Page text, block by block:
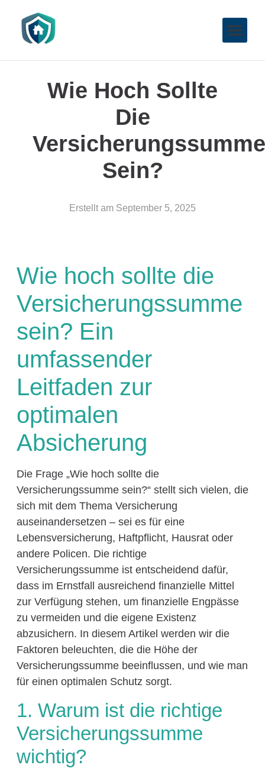
Wie Hoch Sollte
Die
Versicherungssumme
Sein?
Erstellt am September 5, 2025
Wie hoch sollte die
Versicherungssumme
sein? Ein
umfassender
Leitfaden zur
optimalen
Absicherung
Die Frage „Wie hoch sollte die
Versicherungssumme sein?“ stellt sich vielen, die
sich mit dem Thema Versicherung
auseinandersetzen – sei es für eine
Lebensversicherung, Haftpflicht, Hausrat oder
andere Policen. Die richtige
Versicherungssumme ist entscheidend dafür,
dass im Ernstfall ausreichend finanzielle Mittel
zur Verfügung stehen, um finanzielle Engpässe
zu vermeiden und die eigene Existenz
abzusichern. In diesem Artikel werden wir die
Faktoren beleuchten, die die Höhe der
Versicherungssumme beeinflussen, und wie man
für einen optimalen Schutz sorgt.
1. Warum ist die richtige
Versicherungssumme
wichtig?